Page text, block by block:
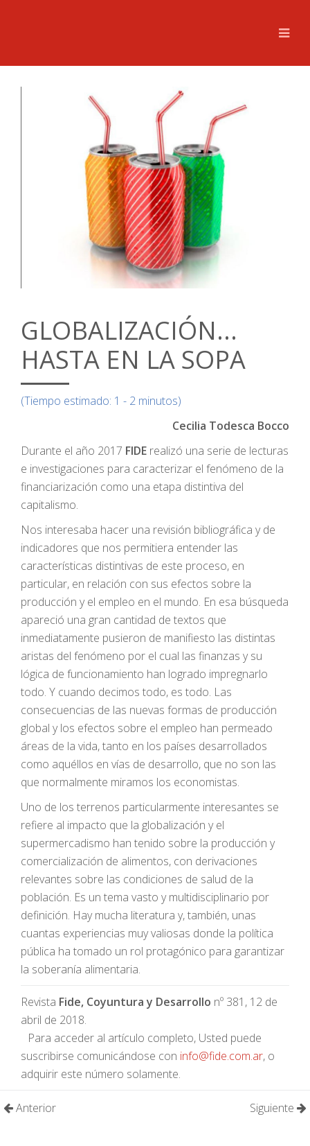
GLOBALIZACIÓN...
HASTA EN LA SOPA
(Tiempo estimado: 1 - 2 minutos)
Cecilia Todesca Bocco
Durante el año 2017 FIDE realizó una serie de lecturas
e investigaciones para caracterizar el fenómeno de la
financiarización como una etapa distintiva del
capitalismo.
Nos interesaba hacer una revisión bibliográfica y de
indicadores que nos permitiera entender las
características distintivas de este proceso, en
particular, en relación con sus efectos sobre la
producción y el empleo en el mundo. En esa búsqueda
apareció una gran cantidad de textos que
inmediatamente pusieron de manifiesto las distintas
aristas del fenómeno por el cual las finanzas y su
lógica de funcionamiento han logrado impregnarlo
todo. Y cuando decimos todo, es todo. Las
consecuencias de las nuevas formas de producción
global y los efectos sobre el empleo han permeado
áreas de la vida, tanto en los países desarrollados
como aquéllos en vías de desarrollo, que no son las
que normalmente miramos los economistas.
Uno de los terrenos particularmente interesantes se
refiere al impacto que la globalización y el
supermercadismo han tenido sobre la producción y
comercialización de alimentos, con derivaciones
relevantes sobre las condiciones de salud de la
población. Es un tema vasto y multidisciplinario por
definición. Hay mucha literatura y, también, unas
cuantas experiencias muy valiosas donde la política
pública ha tomado un rol protagónico para garantizar
la soberanía alimentaria.
Revista Fide, Coyuntura y Desarrollo nº 381, 12 de
abril de 2018.
Para acceder al artículo completo, Usted puede
suscribirse comunicándose con info@fide.com.ar, o
adquirir este número solamente.
Anterior Siguiente